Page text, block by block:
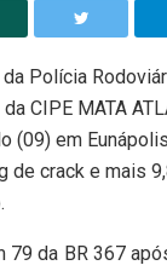
Polícia
CIPE MATA
(09) em
de crack e mais
79 da BR 367